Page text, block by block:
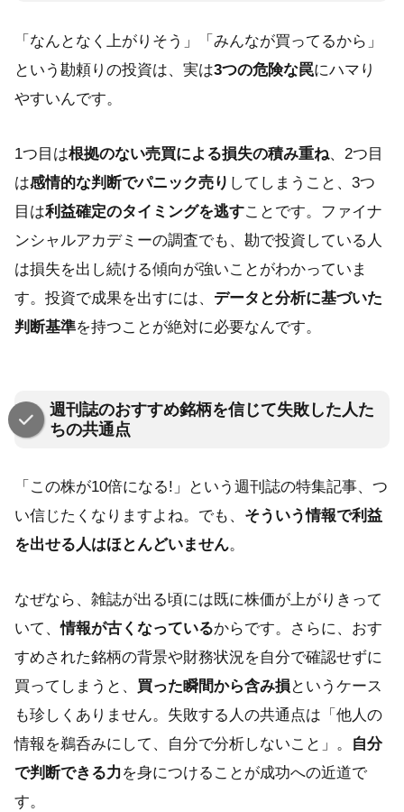
「なんとなく上がりそう」「みんなが買ってるから」
という勘頼りの投資は、実は3つの危険な罠にハマり
やすいんです。
1つ目は根拠のない売買による損失の積み重ね、2つ目
は感情的な判断でパニック売り してしまうこと、3つ
目は利益確定のタイミングを逃すことです。ファイナ
ンシャルアカデミーの調査でも、勘で投資している人
は損失を出し続ける傾向が強いことがわかっていま
す。投資で成果を出すには、 データと分析に基づいた
判断基準を持つことが絶対に必要なんです。
週刊誌のおすすめ銘柄を信じて失敗した人た
ちの共通点
「この株が10倍になる!」という週刊誌の特集記事、つ
い信じたくなりますよね。でも、 そういう情報で利益
を出せる人はほとんどいません。
なぜなら、雑誌が出る頃には既に株価が上がりきって
いて、情報が古くなっているからです。さらに、おす
すめされた銘柄の背景や財務状況を自分で確認せずに
買ってしまうと、 買った瞬間から含み損 というケース
も珍しくありません。失敗する人の共通点は「他人の
情報を鵜呑みにして、自分で分析しないこと」。
自分
で判断できる力 を身につけることが成功への近道で
す。